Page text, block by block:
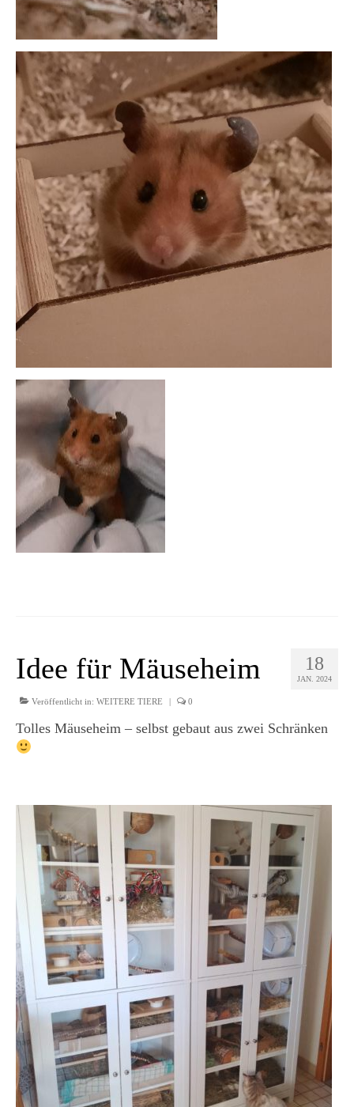
18
JAN. 2024
Idee für Mäuseheim
Veröffentlicht in: WEITERE TIERE | 0
Tolles Mäuseheim – selbst gebaut aus zwei Schränken